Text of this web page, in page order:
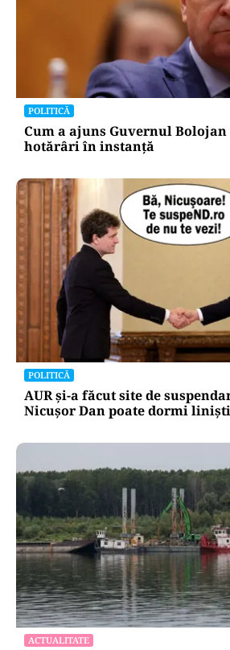
POLITICĂ
Cum a ajuns Guvernul Bolojan
hotărâri în instanță
POLITICĂ
AUR și-a făcut site de
Nicușor Dan poate dormi
ACTUALITATE